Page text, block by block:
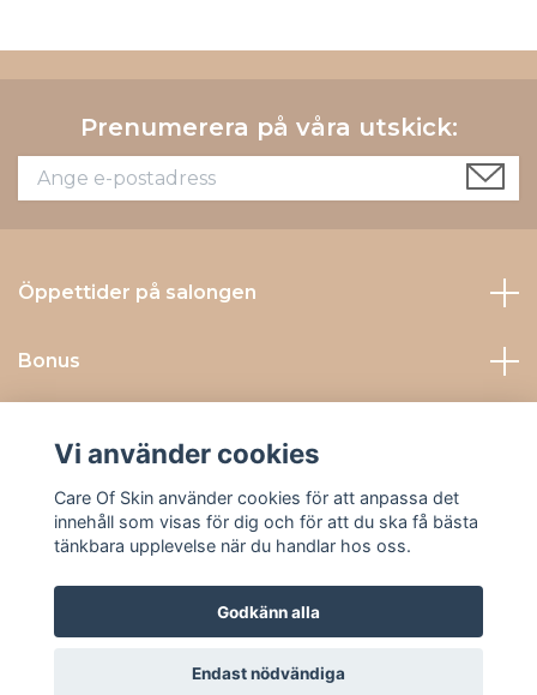
Prenumerera på våra utskick:
Öppettider på salongen
Bonus
Sociala medier
© 2026 Care Of Skin
Vi använder cookies
Care Of Skin använder cookies för att anpassa det
innehåll som visas för dig och för att du ska få bästa
tänkbara upplevelse när du handlar hos oss.
Godkänn alla
Endast nödvändiga